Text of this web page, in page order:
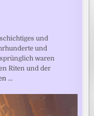
und
und
waren
Riten und der
…